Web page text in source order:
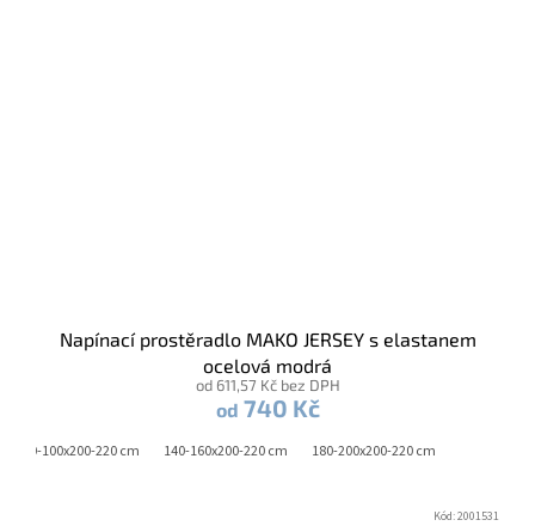
Napínací prostěradlo MAKO JERSEY s elastanem
ocelová modrá
od 611,57 Kč bez DPH
od 740 Kč
90-100x200-220 cm 140-160x200-220 cm 180-200x200-220 cm
Kód:2001531